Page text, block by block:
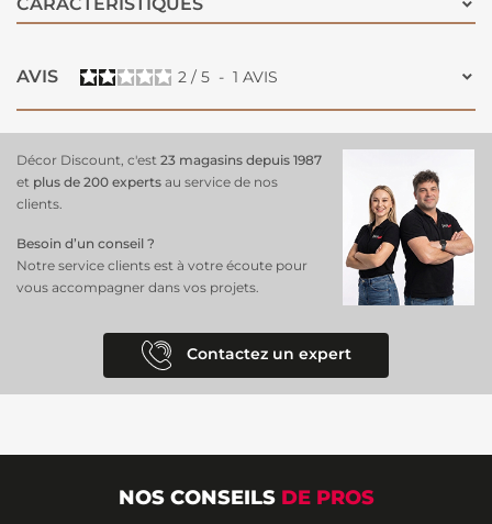
votre temps et vos ressources avec l’essoreur à rouleau, et assurez-
AVIS 2 / 5 - 1 AVIS
Décor Discount, c'est 23 magasins depuis 1987
et plus de 200 experts au service de nos
clients.
Besoin d’un conseil ?
Notre service clients est à votre écoute pour
vous accompagner dans vos projets.
Contactez un expert
NOS CONSEILS DE PROS